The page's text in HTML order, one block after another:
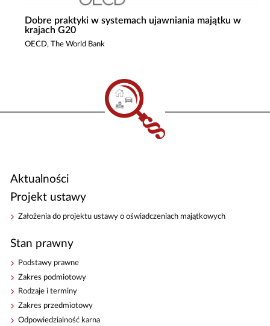
Dobre praktyki w systemach ujawniania majątku w
krajach G20
OECD, The World Bank
Aktualności
Projekt ustawy
Założenia do projektu ustawy o oświadczeniach majątkowych
Stan prawny
Podstawy prawne
Zakres podmiotowy
Rodzaje i terminy
Zakres przedmiotowy
Odpowiedzialność karna